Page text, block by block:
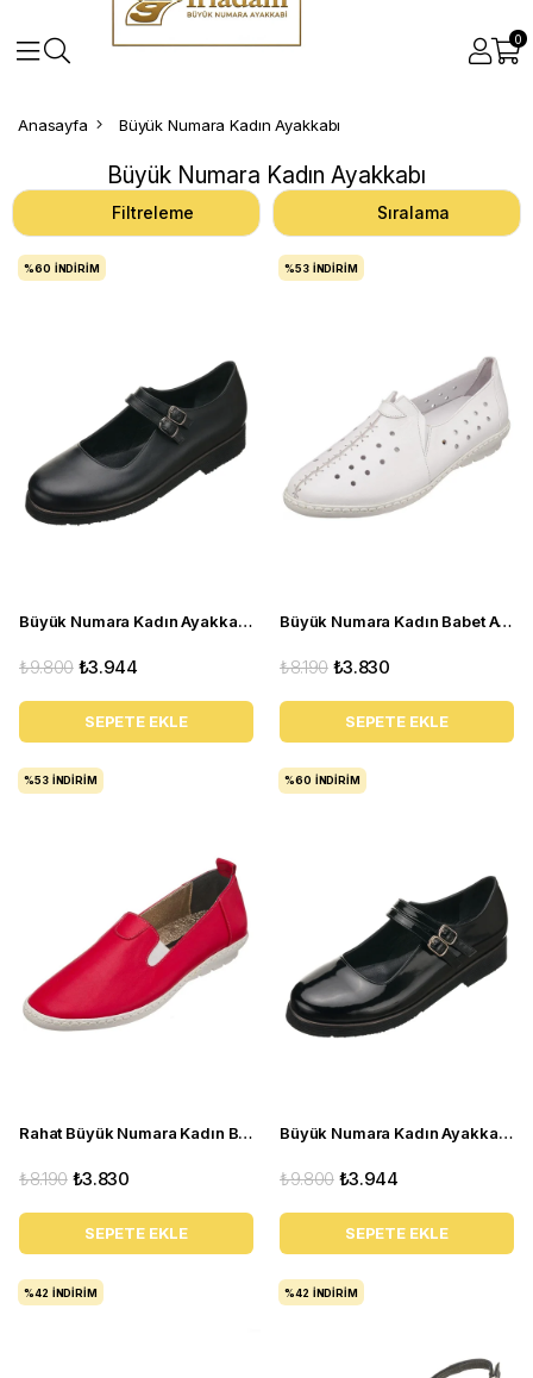
0
Anasayfa Büyük Numara Kadın Ayakkabı
Büyük Numara Kadın Ayakkabı
Filtreleme Sıralama
Büyük Numara Kadın Ayakkabı Babet MYG0403 siyah D
₺3.944
₺9.800
SEPETE EKLE
%60 İNDIRIM
Büyük Numara Kadın Babet Ayakkabı PR 2211 Beyaz
₺3.830
₺8.190
SEPETE EKLE
%53 İNDIRIM
Rahat Büyük Numara Kadın Babet Ayakkabı PR 4411 Kırmızı
₺3.830
₺8.190
SEPETE EKLE
%53 İNDIRIM
Büyük Numara Kadın Ayakkabı Babet MYG0403 siyah R
₺3.944
₺9.800
SEPETE EKLE
%60 İNDIRIM
%42 İNDIRIM %42 İNDIRIM